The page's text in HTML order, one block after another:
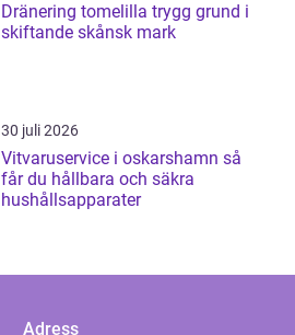
Dränering tomelilla trygg grund i
skiftande skånsk mark
30 juli 2026
Vitvaruservice i oskarshamn så
får du hållbara och säkra
hushållsapparater
Adress